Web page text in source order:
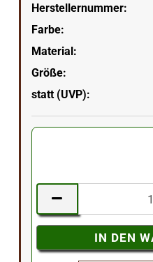
Herstellernummer:
Farbe:
Material:
Größe:
statt (UVP):